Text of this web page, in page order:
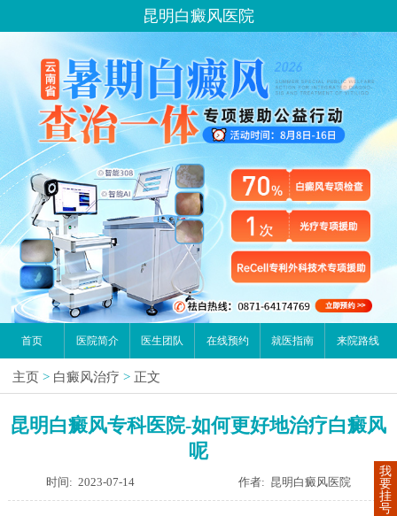
昆明白癜风医院
首页 医院简介 医生团队 在线预约 就医指南 来院路线
主页 > 白癜风治疗 > 正文
昆明白癜风专科医院-如何更好地治疗白癜风
呢
时间: 2023-07-14 作者: 昆明白癜风医院
我
要
挂
号